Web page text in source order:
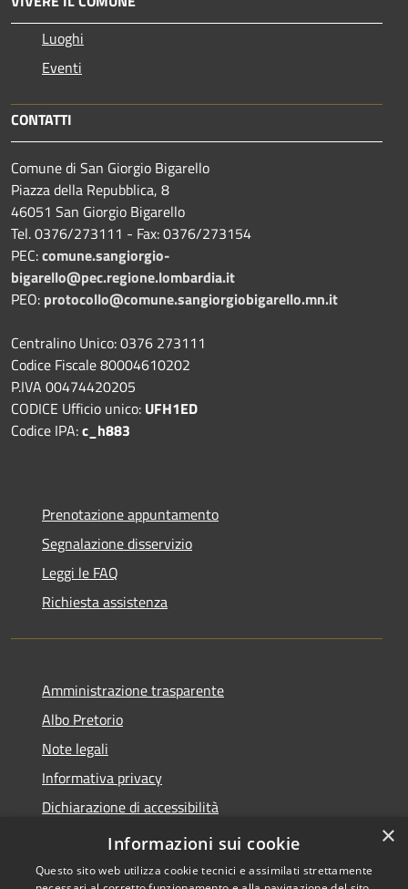
Luoghi
Eventi
CONTATTI
Comune di San Giorgio Bigarello
Piazza della Repubblica, 8
46051 San Giorgio Bigarello
Tel. 0376/273111 - Fax: 0376/273154
PEC:comune.sangiorgio-
bigarello@pec.regione.lombardia.it
PEO: protocollo@comune.sangiorgiobigarello.mn.it
Centralino Unico: 0376 273111
Codice Fiscale 80004610202
P.IVA 00474420205
CODICE Ufficio unico: UFH1ED
Codice IPA:c_h883
Prenotazione appuntamento
Segnalazione disservizio
Leggi le FAQ
Richiesta assistenza
Amministrazione trasparente
Albo Pretorio
Note legali
Informativa privacy
Dichiarazione di accessibilità
Obiettivi di accessibilità
×
Informazioni sui cookie
Questo sito web utilizza cookie tecnici e assimilati strettamente